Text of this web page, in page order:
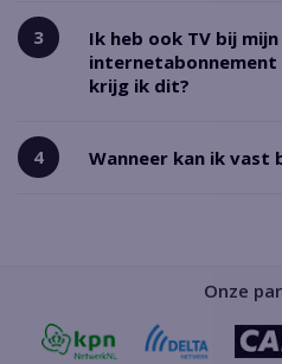
Ik heb ook TV bij mijn
internetabonnement
krijg ik dit?
Wanneer kan ik vast
Onze